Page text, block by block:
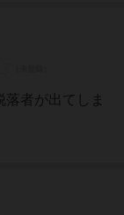
者が出てしま